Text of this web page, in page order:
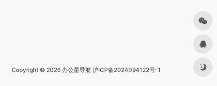
Copyright © 2026 办公星导航 沪ICP备2024094122号-1